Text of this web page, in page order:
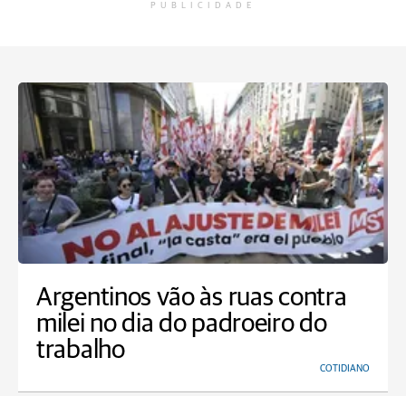
PUBLICIDADE
Argentinos vão às ruas contra
milei no dia do padroeiro do
trabalho
COTIDIANO